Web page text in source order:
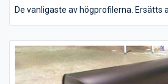
De vanligaste av högprofilerna. Ersätts